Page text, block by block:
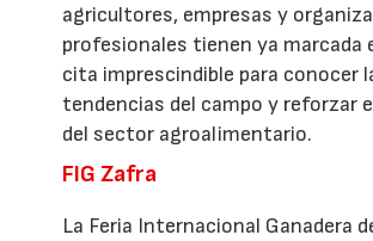
agricultores, empresas y
profesionales tienen ya marcada
cita imprescindible para conocer
tendencias del campo y reforzar
del sector agroalimentario.
FIG Zafra
La Feria Internacional Ganadera